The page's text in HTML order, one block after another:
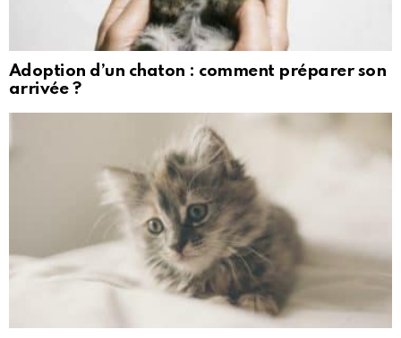
Adoption d’un chaton : comment préparer son
arrivée ?